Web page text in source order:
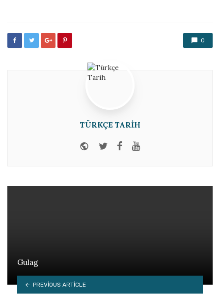
0
TÜRKÇE TARIH
Website
TwitterFacebook
Gulag
PREVIOUS ARTICLE